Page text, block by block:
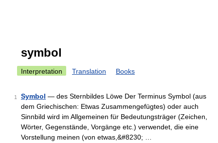
symbol
Interpretation Translation Books
1 Symbol — des Sternbildes Löwe Der Terminus Symbol (aus
dem Griechischen: Etwas Zusammengefügtes) oder auch
Sinnbild wird im Allgemeinen für Bedeutungsträger (Zeichen,
Wörter, Gegenstände, Vorgänge etc.) verwendet, die eine
Vorstellung meinen (von etwas,&#8230; …